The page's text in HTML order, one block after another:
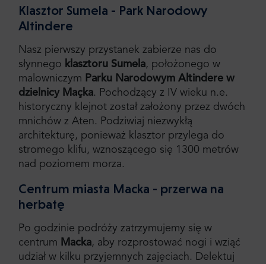
Klasztor Sumela - Park Narodowy
Altindere
Nasz pierwszy przystanek zabierze nas do
słynnego klasztoru Sumela, położonego w
malowniczym Parku Narodowym Altindere w
dzielnicy Maçka. Pochodzący z IV wieku n.e.
historyczny klejnot został założony przez dwóch
mnichów z Aten. Podziwiaj niezwykłą
architekturę, ponieważ klasztor przylega do
stromego klifu, wznoszącego się 1300 metrów
nad poziomem morza.
Centrum miasta Macka - przerwa na
herbatę
Po godzinie podróży zatrzymujemy się w
centrum Macka, aby rozprostować nogi i wziąć
udział w kilku przyjemnych zajęciach. Delektuj